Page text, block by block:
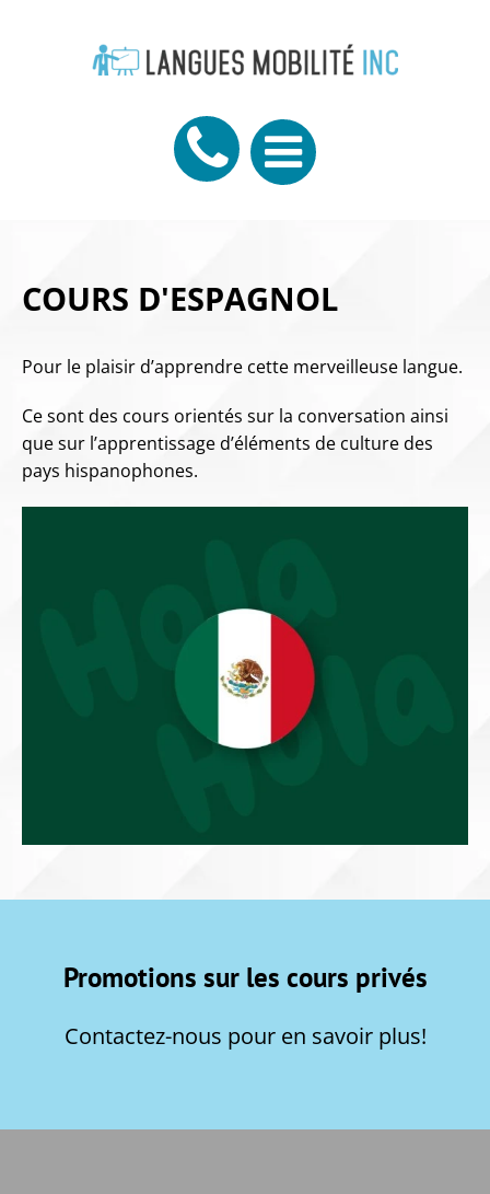
COURS D'ESPAGNOL
Pour le plaisir d’apprendre cette merveilleuse langue.
Ce sont des cours orientés sur la conversation ainsi
que sur l’apprentissage d’éléments de culture des
pays hispanophones.
Promotions sur les cours privés
Contactez-nous pour en savoir plus!